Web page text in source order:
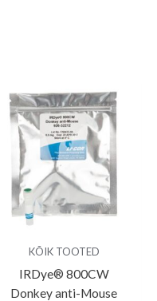
KÕIK TOOTED
IRDye® 800CW
Donkey anti-Mouse